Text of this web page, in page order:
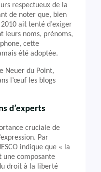
respectueux de la
de noter que, bien
ait tenté d’exiger
leurs noms, prénoms,
cette
été adoptée.
Neuer du Point,
l’œuf les blogs
d’experts
cruciale de
Par
indique que « la
une composante
droit à la liberté